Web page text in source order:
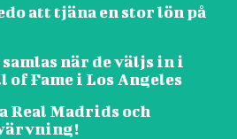
att tjäna en stor lön på
när de väljs in i
of Fame i Los Angeles
Real Madrids och